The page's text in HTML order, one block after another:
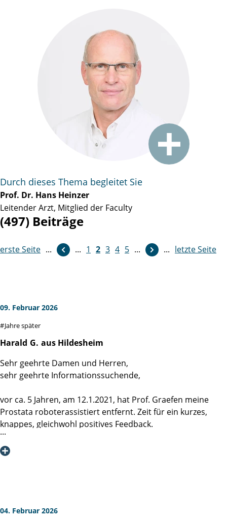
Durch dieses Thema begleitet Sie
Prof. Dr. Hans Heinzer
Leitender Arzt, Mitglied der Faculty
(497) Beiträge
erste Seite ... ... 1 2 3 4 5 ...
weiter ... letzte Seite
09. Februar 2026
Jahre später
Harald G. aus Hildesheim
Sehr geehrte Damen und Herren,
sehr geehrte Informationssuchende,
vor ca. 5 Jahren, am 12.1.2021, hat Prof. Graefen meine
Prostata roboterassistiert entfernt. Zeit für ein kurzes,
knappes, gleichwohl positives Feedback.
Der Klinikaufenthalt war mit einer Woche angenehm kurz,
weitgehend schmerzfrei und endete mit einer Entlassung
Die regelmäßigen Nachsorgeuntersuchungen lassen mich
04. Februar 2026